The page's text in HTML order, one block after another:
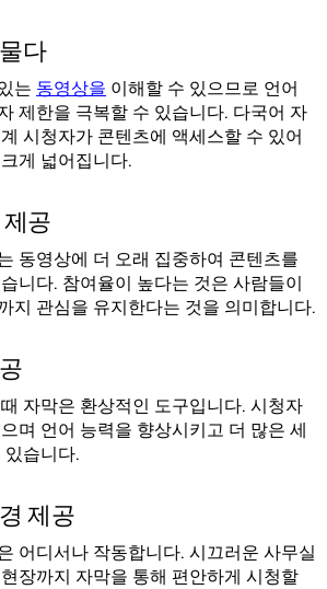
다
는 동영상을 이해할 수 있으므로 언어
제한을 극복할 수 있습니다. 다국어 자
시청자가 콘텐츠에 액세스할 수 있어
게 넓어집니다.
공
동영상에 더 오래 집중하여 콘텐츠를
니다. 참여율이 높다는 것은 사람들이
지 관심을 유지한다는 것을 의미합니다.
자막은 환상적인 도구입니다. 시청자
며 언어 능력을 향상시키고 더 많은 세
있습니다.
제공
어디서나 작동합니다. 시끄러운 사무실
장까지 자막을 통해 편안하게 시청할